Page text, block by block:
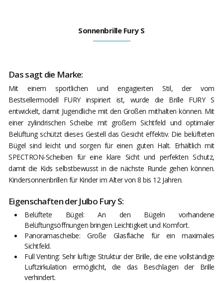
Sonnenbrille Fury S
Das sagt die Marke:
Mit einem sportlichen und engagierten Stil, der vom
Bestsellermodell FURY inspiriert ist, wurde die Brille FURY S
entwickelt, damit Jugendliche mit den Großen mithalten können. Mit
einer zylindrischen Scheibe mit großem Sichtfeld und optimaler
Belüftung schützt dieses Gestell das Gesicht effektiv. Die belüfteten
Bügel sind leicht und sorgen für einen guten Halt. Erhältlich mit
SPECTRON-Scheiben für eine klare Sicht und perfekten Schutz,
damit die Kids selbstbewusst in die nächste Runde gehen können.
Kindersonnenbrillen für Kinder im Alter von 8 bis 12 Jahren.
Eigenschaften der Julbo Fury S:
Belüftete Bügel: An den Bügeln vorhandene
Belüftungsöffnungen bringen Leichtigkeit und Komfort.
Panoramascheibe: Große Glasfläche für ein maximales
Sichtfeld.
Full Venting: Sehr luftige Struktur der Brille, die eine vollständige
Luftzirkulation ermöglicht, die das Beschlagen der Brille
verhindert.